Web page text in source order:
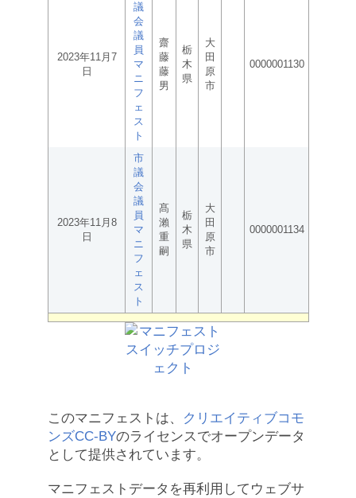
2023年11月7
日
議
会
議
員
マ
ニ
フ
ェ
ス
ト
齋
藤
藤
男
栃
木
県
大
田
原
市
0000001130
2023年11月8
日
市
議
会
議
員
マ
ニ
フ
ェ
ス
ト
髙
瀨
重
嗣
栃
木
県
大
田
原
市
0000001134
このマニフェストは、
クリエイティブコモ
ンズCC-BYのライセンスでオープンデータ
として提供されています。
マニフェストデータを再利用してウェブサ